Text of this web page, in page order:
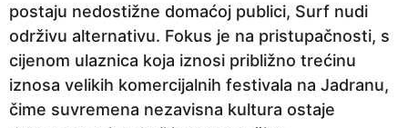
postaju nedostižne domaćoj publici, Surf nudi
održivu alternativu. Fokus je na pristupačnosti, s
cijenom ulaznica koja iznosi približno trećinu
iznosa velikih komercijalnih festivala na Jadranu,
čime suvremena nezavisna kultura ostaje